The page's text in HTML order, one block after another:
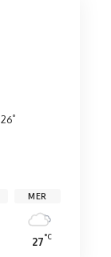
26°
MER
27°C